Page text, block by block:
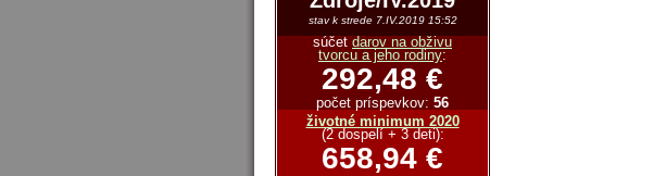
stav k strede 7.IV.2019 15:52
súčet darov na obživu
tvorcu a jeho rodiny:
292,48 €
počet príspevkov: 56
životné minimum 2020
(2 dospelí + 3 deti):
658,94 €